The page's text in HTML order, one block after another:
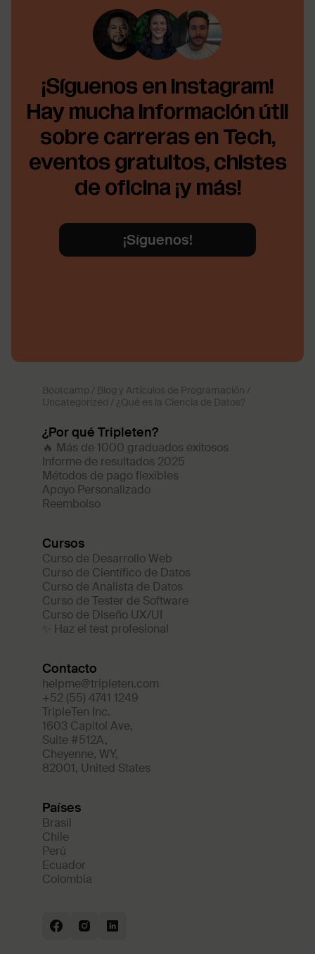
¡Síguenos en Instagram!
Hay mucha información útil
sobre carreras en Tech,
eventos gratuitos, chistes
de oficina ¡y más!
¡Síguenos!
Bootcamp / Blog y Artículos de Programación /
Uncategorized / ¿Qué es la Ciencia de Datos?
¿Por qué Tripleten?
🔥 Más de 1000 graduados exitosos
Informe de resultados 2025
Métodos de pago flexibles
Apoyo Personalizado
Reembolso
Cursos
Curso de Desarrollo Web
Curso de Científico de Datos
Curso de Analista de Datos
Curso de Tester de Software
Curso de Diseño UX/UI
✨ Haz el test profesional
Países
Brasil
Chile
Perú
Ecuador
Colombia
Contacto
helpme@tripleten.com
+52 (55) 4741 1249
TripleTen Inc.
1603 Capitol Ave,
Suite #512A,
Cheyenne, WY,
82001, United States